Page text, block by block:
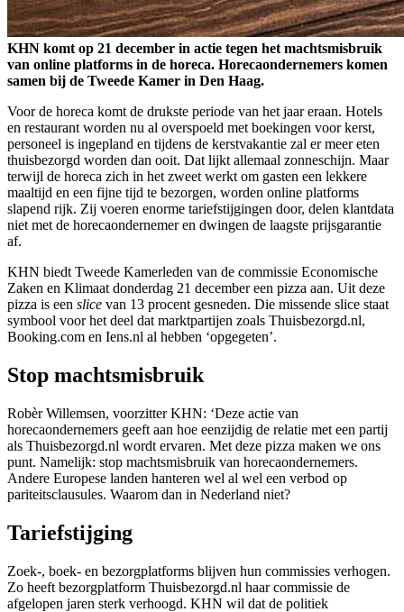
KHN komt op 21 december in actie tegen het machtsmisbruik
van online platforms in de horeca. Horecaondernemers komen
samen bij de Tweede Kamer in Den Haag.
Voor de horeca komt de drukste periode van het jaar eraan. Hotels
en restaurant worden nu al overspoeld met boekingen voor kerst,
personeel is ingepland en tijdens de kerstvakantie zal er meer eten
thuisbezorgd worden dan ooit. Dat lijkt allemaal zonneschijn. Maar
terwijl de horeca zich in het zweet werkt om gasten een lekkere
maaltijd en een fijne tijd te bezorgen, worden online platforms
slapend rijk. Zij voeren enorme tariefstijgingen door, delen klantdata
niet met de horecaondernemer en dwingen de laagste prijsgarantie
af.
KHN biedt Tweede Kamerleden van de commissie Economische
Zaken en Klimaat donderdag 21 december een pizza aan. Uit deze
pizza is een slice van 13 procent gesneden. Die missende slice staat
symbool voor het deel dat marktpartijen zoals Thuisbezorgd.nl,
Booking.com en Iens.nl al hebben ‘opgegeten’.
Stop machtsmisbruik
Robèr Willemsen, voorzitter KHN: ‘Deze actie van
horecaondernemers geeft aan hoe eenzijdig de relatie met een partij
als Thuisbezorgd.nl wordt ervaren. Met deze pizza maken we ons
punt. Namelijk: stop machtsmisbruik van horecaondernemers.
Andere Europese landen hanteren wel al wel een verbod op
pariteitsclausules. Waarom dan in Nederland niet?
Tariefstijging
Zoek-, boek- en bezorgplatforms blijven hun commissies verhogen.
Zo heeft bezorgplatform Thuisbezorgd.nl haar commissie de
afgelopen jaren sterk verhoogd. KHN wil dat de politiek